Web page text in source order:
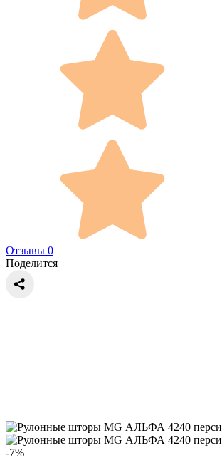
Отзывы 0
Поделится
-7%